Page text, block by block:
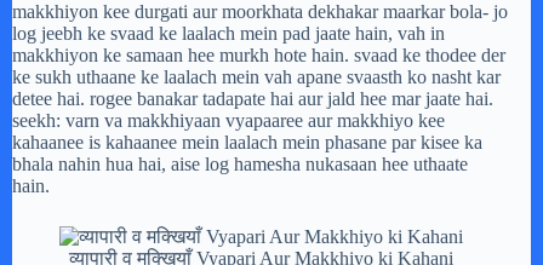
makkhiyon kee durgati aur moorkhata dekhakar maarkar bola- jo
log jeebh ke svaad ke laalach mein pad jaate hain, vah in
makkhiyon ke samaan hee murkh hote hain. svaad ke thodee der
ke sukh uthaane ke laalach mein vah apane svaasth ko nasht kar
detee hai. rogee banakar tadapate hai aur jald hee mar jaate hai.
seekh: varn va makkhiyaan vyapaaree aur makkhiyo kee
kahaanee is kahaanee mein laalach mein phasane par kisee ka
bhala nahin hua hai, aise log hamesha nukasaan hee uthaate
hain.
व्यापारी व मक्खियाँ Vyapari Aur Makkhiyo ki Kahani